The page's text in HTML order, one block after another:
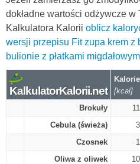
dokładne wartości odżywcze
Kalkulatora Kalorii oblicz
wersji przepisu Fit zupa krem z
bulionie z płatkami
KalkulatorKalorii.net
Kalorie
[kcal]
Brokuły
11
Cebula (świeża)
3
Czosnek
1
Oliwa z oliwek
10